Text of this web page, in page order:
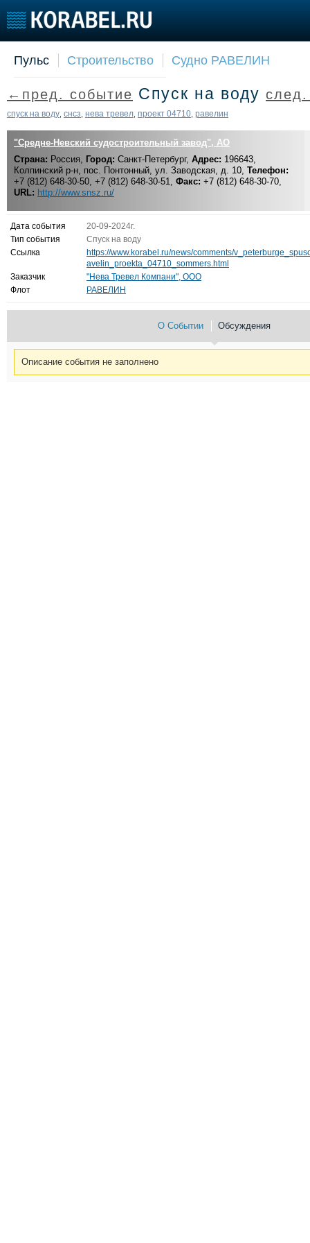
Пульс
Новости
Репутация
Работа
Крюинг
Журнал
Реклама
Доска объявлений
Продажа флота
Изделия
Материалы
Услуги
Пульс Строительство Судно РАВЕЛИН
←пред. событие Спуск на воду
спуск на воду снсз нева тревел проект 04710 равелин
"Средне-Невский судостроительный завод", АО
Страна: Россия, Город: Санкт-Петербург, Адрес: 196643,
Колпинский р-н, пос. Понтонный, ул. Заводская, д. 10, Телефон:
+7 (812) 648-30-50, +7 (812) 648-30-51, Факс: +7 (812) 648-30-70,
URL: http://www.snsz.ru/
Дата события
20-09-2024г.
Тип события
Спуск на воду
Ссылка
https://www.korabel.ru/news/comments/
avelin_proekta_04710_sommers.html
Заказчик
"Нева Тревел Компани", ООО
Флот
РАВЕЛИН
О Событии Обсуждения
Описание события не заполнено